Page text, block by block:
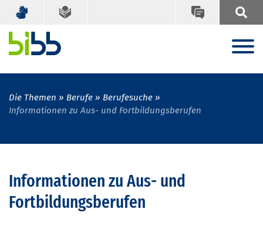
Die Themen Berufe
Berufesuche
Informationen zu Aus- und Fortbildungsberufen
Informationen zu Aus- und
Fortbildungsberufen